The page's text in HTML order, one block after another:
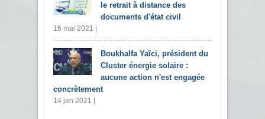
le retrait à distance des
documents d'état civil
16 mai 2021 |
Boukhalfa Yaïci, président du
Cluster énergie solaire :
aucune action n'est engagée
concrètement
14 jan 2021 |